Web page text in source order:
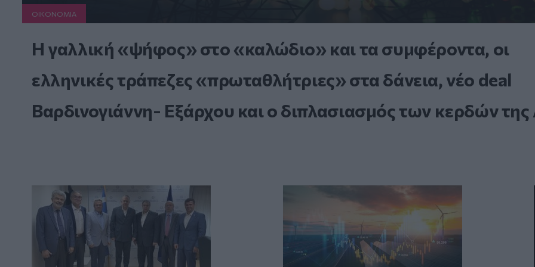
ΟΙΚΟΝΟΜΙΑ
Η γαλλική «ψήφος» στο «καλώδιο» και τα συμφέροντα, οι
ελληνικές τράπεζες «πρωταθλήτριες» στα δάνεια, νέο deal
Βαρδινογιάννη- Εξάρχου και ο διπλασιασμός των κερδών